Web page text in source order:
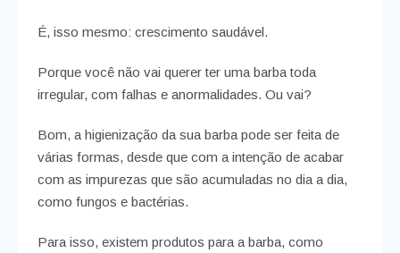
É, isso mesmo: crescimento saudável.
Porque você não vai querer ter uma barba toda
irregular, com falhas e anormalidades. Ou vai?
Bom, a higienização da sua barba pode ser feita de
várias formas, desde que com a intenção de acabar
com as impurezas que são acumuladas no dia a dia,
como fungos e bactérias.
Para isso, existem produtos para a barba, como